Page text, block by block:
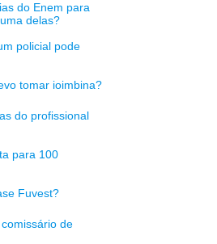
do Enem para
delas?
policial pode
tomar ioimbina?
do profissional
para 100
Fuvest?
de